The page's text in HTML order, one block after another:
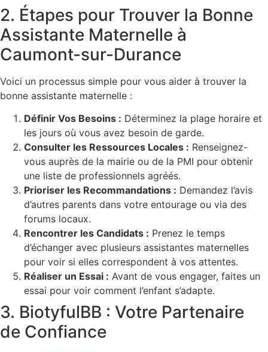
2. Étapes pour Trouver la Bonne
Assistante Maternelle à
Caumont-sur-Durance
Voici un processus simple pour vous aider à trouver la
bonne assistante maternelle :
Définir Vos Besoins : Déterminez la plage horaire et
les jours où vous avez besoin de garde.
Consulter les Ressources Locales : Renseignez-
vous auprès de la mairie ou de la PMI pour obtenir
une liste de professionnels agréés.
Prioriser les Recommandations : Demandez l’avis
d’autres parents dans votre entourage ou via des
forums locaux.
Rencontrer les Candidats : Prenez le temps
d’échanger avec plusieurs assistantes maternelles
pour voir si elles correspondent à vos attentes.
Réaliser un Essai : Avant de vous engager, faites un
essai pour voir comment l’enfant s’adapte.
3. BiotyfulBB : Votre Partenaire
de Confiance